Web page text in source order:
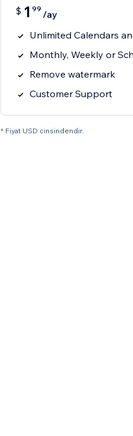
$ 1 99 /ay
Unlimited Calendars
Monthly, Weekly or
Remove watermark
Customer Support
* Fiyat USD cinsindendir.